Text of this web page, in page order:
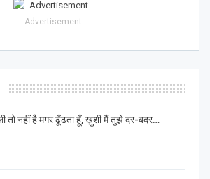
- Advertisement -
तो नहीं है मगर ढूँढता हूँ, ख़ुशी मैं तुझे दर-बदर…